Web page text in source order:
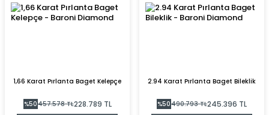
1,66 Karat Pırlanta Baget Kelepçe
%50457.578TL228.789 TL
2.94 Karat Pırlanta Baget Bileklik
%50490.793TL245.396 TL